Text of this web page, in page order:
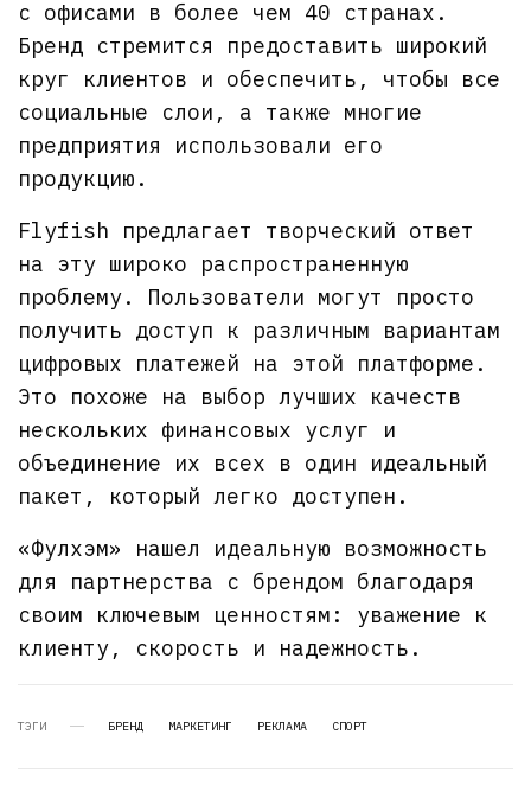
с офисами в более чем 40 странах.
Бренд стремится предоставить широкий
круг клиентов и обеспечить, чтобы все
социальные слои, а также многие
предприятия использовали его
продукцию.
Flyfish предлагает творческий ответ
на эту широко распространенную
проблему. Пользователи могут просто
получить доступ к различным вариантам
цифровых платежей на этой платформе.
Это похоже на выбор лучших качеств
нескольких финансовых услуг и
объединение их всех в один идеальный
пакет, который легко доступен.
«Фулхэм» нашел идеальную возможность
для партнерства с брендом благодаря
своим ключевым ценностям: уважение к
клиенту, скорость и надежность.
ТЭГИ БРЕНД МАРКЕТИНГ РЕКЛАМА СПОРТ